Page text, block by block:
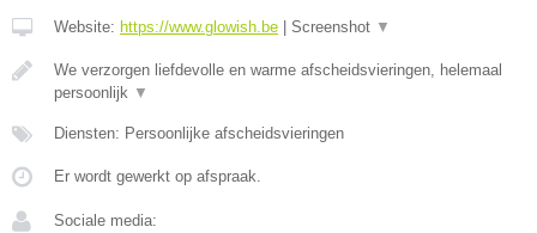
Website: https://www.glowish.be Screenshot ▼
We verzorgen liefdevolle en warme afscheidsvieringen, helemaal
persoonlijk ▼
Diensten: Persoonlijke afscheidsvieringen
Er wordt gewerkt op afspraak.
Sociale media: